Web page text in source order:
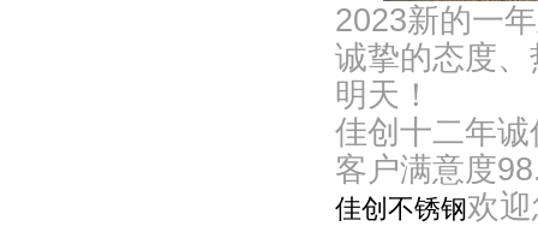
2023新的一
诚挚的态度
明天！
佳创十二年
客户满意度
佳创不锈钢欢